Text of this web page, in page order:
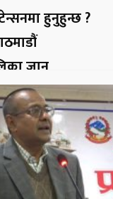
हुनुहुन्छ ?
जानु